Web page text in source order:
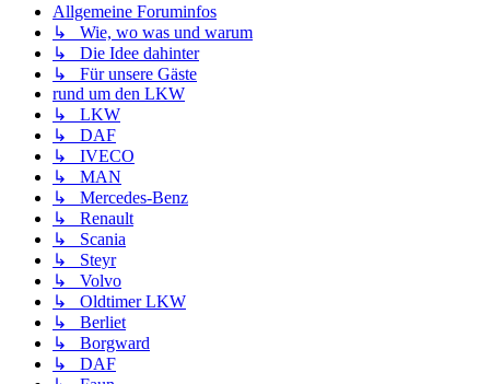
Allgemeine Foruminfos
↳ Wie, wo was und warum
↳ Die Idee dahinter
↳ Für unsere Gäste
rund um den LKW
↳ LKW
↳ DAF
↳ IVECO
↳ MAN
↳ Mercedes-Benz
↳ Renault
↳ Scania
↳ Steyr
↳ Volvo
↳ Oldtimer LKW
↳ Berliet
↳ Borgward
↳ DAF